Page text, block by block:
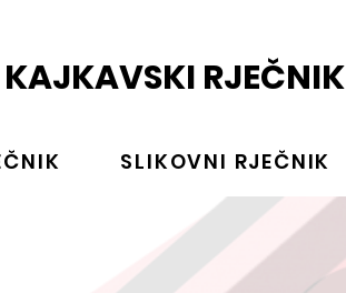
KAJKAVSKI RJEČNIK
SLIKOVNI RJEČNIK